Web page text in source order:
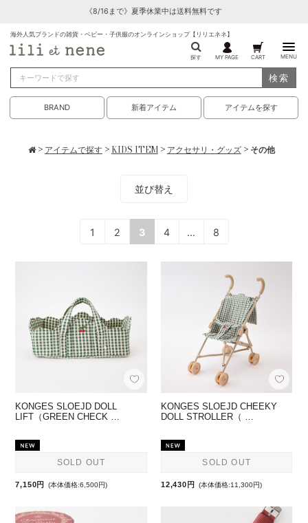
《8/16まで》夏季休業中は送料無料です
海外人気ブランドの雑貨・ベビー・子供服のオンラインショップ【リリエネネ】
探す MY PAGE CART MENU
検索
BRAND 新着アイテム アイテムを探す
> アイテムで探す> KIDS ITEM> アクセサリ・グッズ> その他
並び替え
1 2 3 4 … 8
KONGES SLOEJD DOLL
LIFT（GREEN CHECK …
SOLD OUT
7,150円 (本体価格:6,500円)
KONGES SLOEJD CHEEKY
DOLL STROLLER（ …
SOLD OUT
12,430円 (本体価格:11,300円)